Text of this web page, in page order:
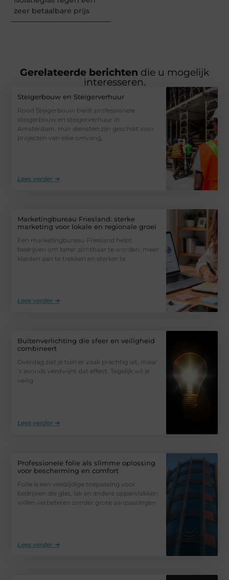
zeer betaalbare prijs
Gerelateerde berichten die u mogelijk
interesseren.
Steigerbouw en Steigerverhuur
Rood Steigerbouw biedt professionele
steigerbouw en steigerverhuur in
Amsterdam. Hun diensten zijn geschikt voor
projecten van elke omvang,
Lees verder ➜
Marketingbureau Friesland: sterke
marketing voor lokale en regionale groei
Een marketingbureau Friesland helpt
bedrijven om beter zichtbaar te worden, meer
klanten aan te trekken en sterker te
Lees verder ➜
Buitenverlichting die sfeer en veiligheid
combineert
Overdag ziet je tuin er vaak prachtig uit, maar
’s avonds verdwijnt dat effect. Tegelijk wil je
veilig
Lees verder ➜
Professionele folie als slimme oplossing
voor bescherming en comfort
Folie is een veelzijdige toepassing voor
bedrijven die glas, lak en andere oppervlakken
willen verbeteren zonder grote aanpassingen
Lees verder ➜